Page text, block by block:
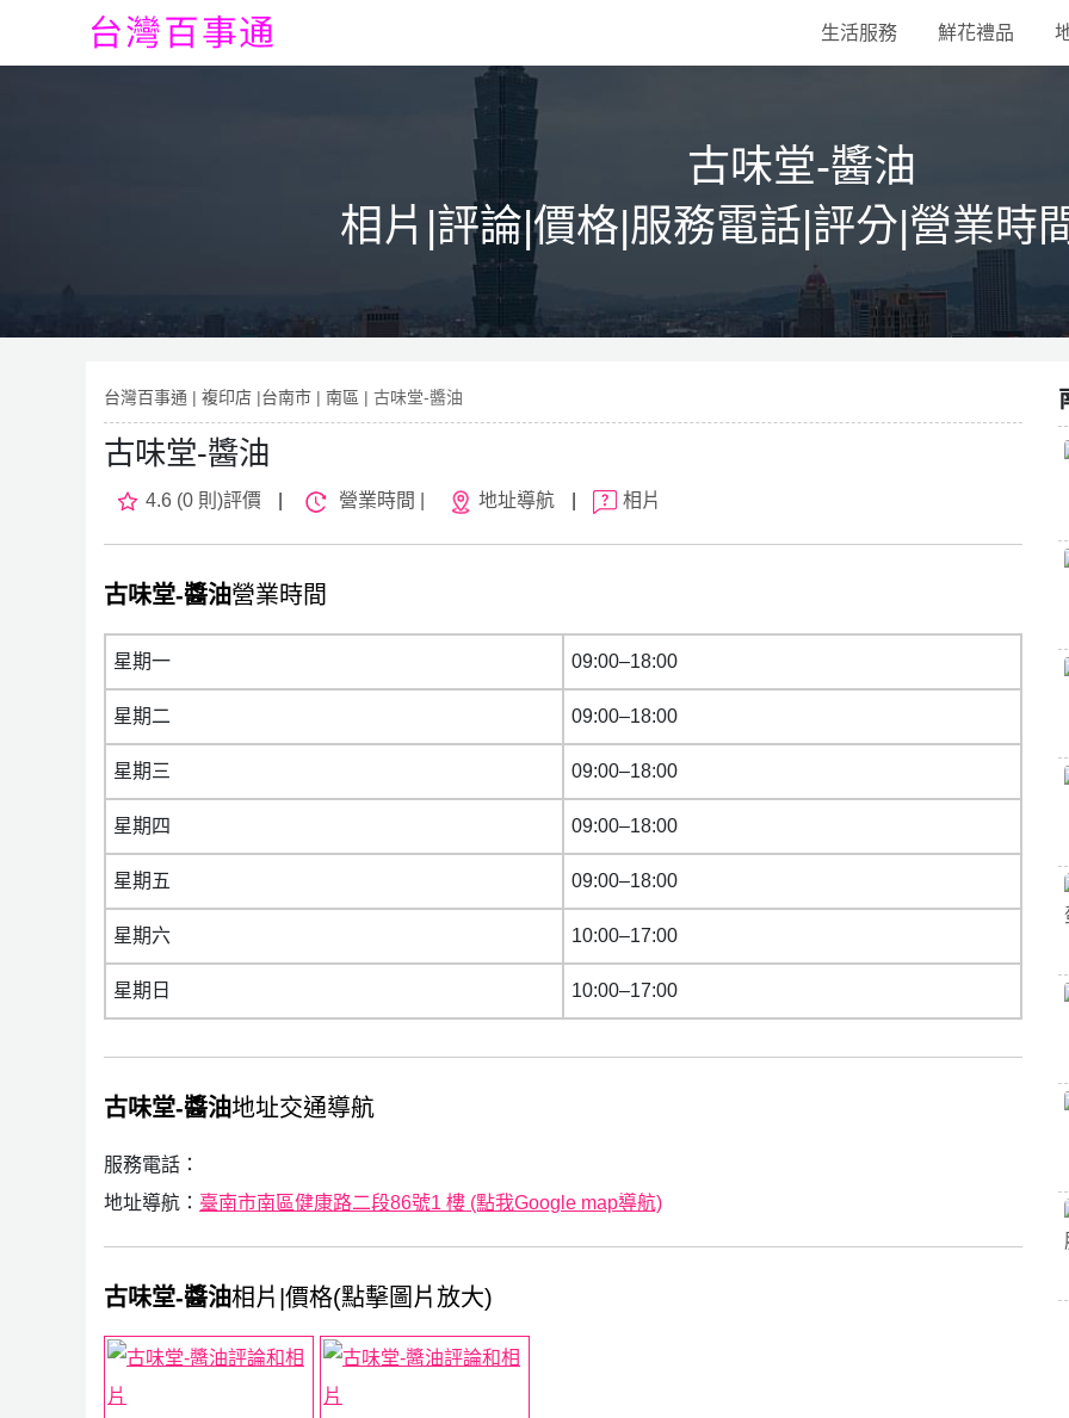
生活服務 鮮花禮品
古味堂-醬油
相片|評論|價格|服務電話|評分|營業時
台灣百事通 | 複印店 |台南市 | 南區 | 古味堂-醬油
古味堂-醬油
4.6 (0 則)評價 營業時間 | 地址導航 相片
古味堂-醬油營業時間
星期一 09:00–18:00
星期二 09:00–18:00
星期三 09:00–18:00
星期四 09:00–18:00
星期五 09:00–18:00
星期六 10:00–17:00
星期日 10:00–17:00
古味堂-醬油地址交通導航
服務電話：
地址導航： 臺南市南區健康路二段86號1 樓 (點我Google map導航)
古味堂-醬油相片|價格(點擊圖片放大)